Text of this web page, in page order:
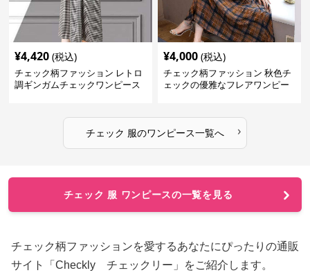
¥4,420 (税込)
チェック柄ファッション レトロ
調ギンガムチェックワンピース
¥4,000 (税込)
チェック柄ファッション 秋色チ
ェックの優雅なフレアワンピー
チェック 服のワンピース一覧へ ›
チェック 服 ワンピースの一覧を見る
チェック柄ファッションを愛するあなたにぴったりの通販
サイト「Checkly チェックリー」をご紹介します。